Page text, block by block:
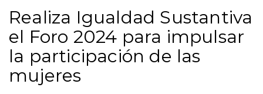
Realiza Igualdad Sustantiva
el Foro 2024 para impulsar
la participación de las
mujeres